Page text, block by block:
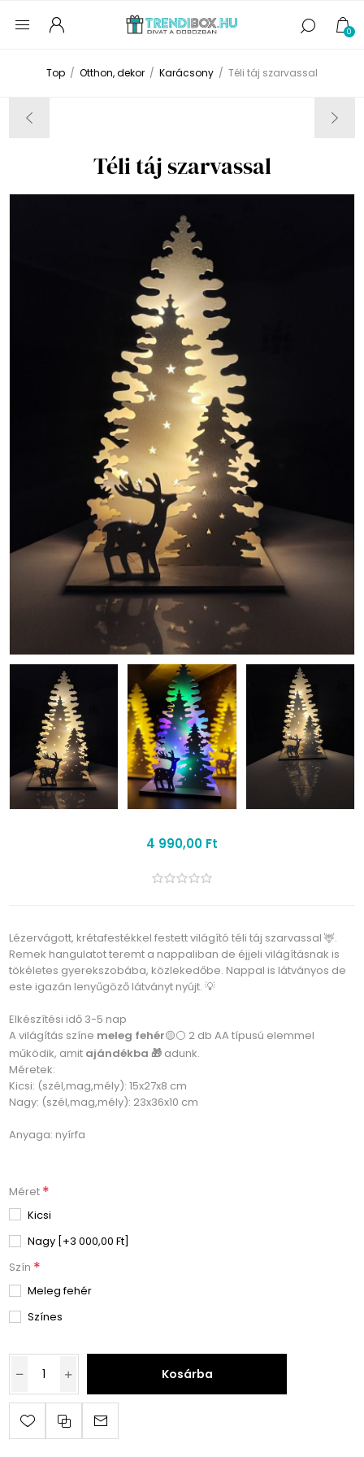
0
Top / Otthon, dekor / Karácsony / Téli táj szarvassal
Téli táj szarvassal
4 990,00 Ft
Lézervágott, krétafestékkel festett világító téli táj szarvassal 🦌.
Remek hangulatot teremt a nappaliban de éjjeli világításnak is
tökéletes gyerekszobába, közlekedőbe. Nappal is látványos de
este igazán lenyűgöző látványt nyújt. 💡
Elkészítési idő 3-5 nap
A világítás színe meleg fehér🟡⚪ 2 db AA típusú elemmel
működik, amit ajándékba 🎁 adunk.
Méretek:
Kicsi: (szél,mag,mély): 15x27x8 cm
Nagy: (szél,mag,mély): 23x36x10 cm
Anyaga: nyírfa
Méret *
Kicsi
Nagy [+3 000,00 Ft]
Szín *
Meleg fehér
Színes
Kosárba